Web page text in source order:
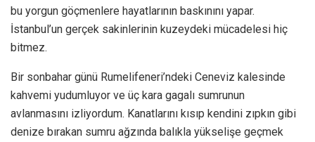
bu yorgun göçmenlere hayatlarının baskınını yapar.
İstanbul’un gerçek sakinlerinin kuzeydeki mücadelesi hiç
bitmez.
Bir sonbahar günü Rumelifeneri’ndeki Ceneviz kalesinde
kahvemi yudumluyor ve üç kara gagalı sumrunun
avlanmasını izliyordum. Kanatlarını kısıp kendini zıpkın gibi
denize bırakan sumru ağzında balıkla yükselişe geçmek